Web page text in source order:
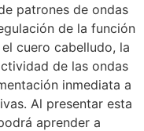
patrones de ondas
de la función
cuero cabelludo, la
de las ondas
inmediata a
Al presentar esta
aprender a